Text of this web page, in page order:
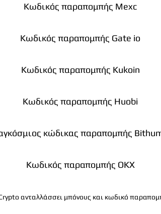
Κωδικός παραπομπής Mexc
Κωδικός παραπομπής Gate io
Κωδικός παραπομπής Kukoin
Κωδικός παραπομπής Huobi
κώδικας παραπομπής
Κωδικός παραπομπής OKX
ανταλλάσσει μπόνους και κωδικό